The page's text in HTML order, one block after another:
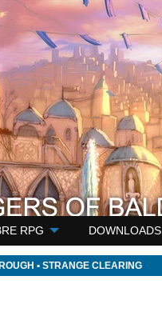
RPG DOWNLOADS
• STRANGE CLEARING